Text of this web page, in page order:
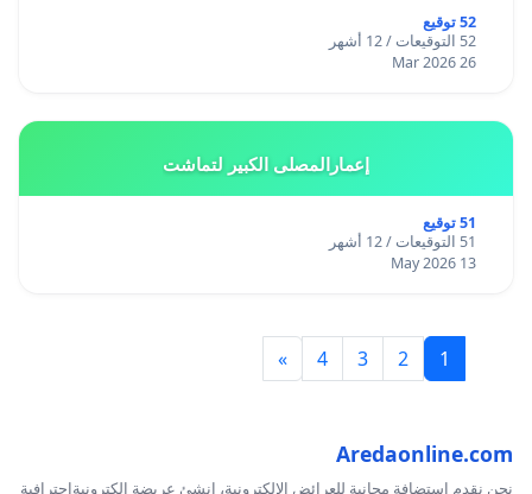
52 توقيع
52 التوقيعات / 12 أشهر
26 Mar 2026
إعمارالمصلى الكبير لتماشت
51 توقيع
51 التوقيعات / 12 أشهر
13 May 2026
1
2
3
4
»
Aredaonline.com
نحن نقدم استضافة مجانية للعرائض الإلكترونية، انشئ عريضة إلكترونيةاحترافية